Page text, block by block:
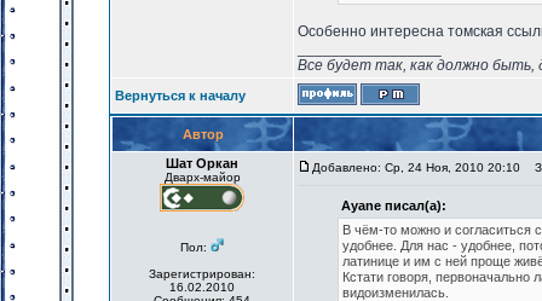
Особенно интересна томская
Все будет так, как должно быть,
Вернуться к началу
Автор
Шат Оркан
Дварх-майор
Пол:
Зарегистрирован:
16.02.2010
Добавлено: Ср, 24 Ноя, 2010 20:10
Ayane писал(а):
В чём-то можно и согласиться
удобнее. Для нас - удобнее,
латинице и им с ней проще
Кстати говоря,
видоизменилась.